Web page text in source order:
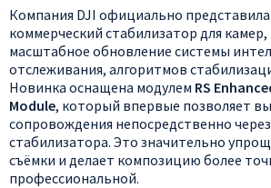
Компания DJI официально представила
коммерческий стабилизатор для
масштабное обновление системы
отслеживания, алгоритмов
Новинка оснащена модулем RS
Module, который впервые позволяет
сопровождения непосредственно
стабилизатора. Это значительно
съёмки и делает композицию более
профессиональной.